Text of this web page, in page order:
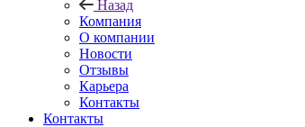
Назад
Компания
О компании
Новости
Отзывы
Карьера
Контакты
Контакты